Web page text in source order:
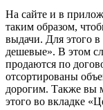
На сайте и в
таким образом,
выдачи. Для этого
дешевые». В этом
продаются по
отсортированы
дорогим. Также вы
этого во вкладке